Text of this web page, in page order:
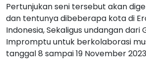
Pertunjukan seni tersebut akan
dan tentunya dibeberapa kota di
Indonesia, Sekaligus undangan dari
Impromptu untuk berkolaborasi
tanggal 8 sampai 19 November